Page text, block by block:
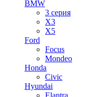
BMW
3 серия
X3
X5
Ford
Focus
Mondeo
Honda
Civic
Hyundai
Elantra